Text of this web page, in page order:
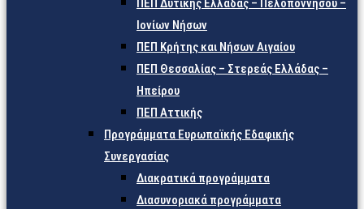
ΠΕΠ Δυτικής Ελλάδας – Πελοποννήσου –
Ιονίων Νήσων
ΠΕΠ Κρήτης και Νήσων Αιγαίου
ΠΕΠ Θεσσαλίας – Στερεάς Ελλάδας –
Ηπείρου
ΠΕΠ Αττικής
Προγράμματα Ευρωπαϊκής Εδαφικής
Συνεργασίας
Διακρατικά προγράμματα
Διασυνοριακά προγράμματα